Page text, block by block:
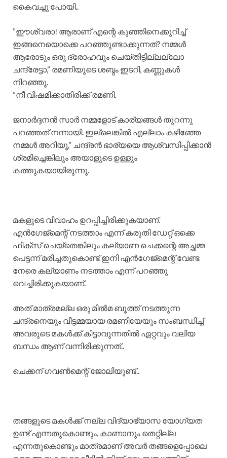
കൈവച്ചു പോയി..
​”ഈശ്വരാ! ആരാണ് എന്റെ കുഞ്ഞിനെക്കുറിച്ച്
ഇങ്ങനെയൊക്കെ പറഞ്ഞുണ്ടാക്കുന്നത്? നമ്മൾ
ആരോടും ഒരു ദ്രോഹവും ചെയ്തിട്ടില്ലല്ലോ
ചന്ദ്രേട്ടാ,” രമണിയുടെ ശബ്ദം ഇടറി, കണ്ണുകൾ
നിറഞ്ഞു.
​”നീ വിഷമിക്കാതിരിക്ക് രമണി.
ജനാർദ്ദനൻ സാർ നമ്മളോട് കാര്യങ്ങൾ തുറന്നു
പറഞ്ഞത് നന്നായി. ഇല്ലെങ്കിൽ എല്ലാം കഴിഞ്ഞേ
നമ്മൾ അറിയൂ,” ചന്ദ്രൻ ഭാര്യയെ ആശ്വസിപ്പിക്കാൻ
ശ്രമിച്ചെങ്കിലും അയാളുടെ ഉള്ളും
കത്തുകയായിരുന്നു.
​മകളുടെ വിവാഹം ഉറപ്പിച്ചിരിക്കുകയാണ്.
എൻഗേജ്മെന്റ് നടത്താം എന്ന് കരുതി ഡേറ്റ് ഒക്കെ
ഫിക്സ് ചെയ്തെങ്കിലും കല്യാണ ചെക്കന്റെ അച്ഛമ്മ
പെട്ടന്ന് മരിച്ചതുകൊണ്ട് ഇനി എൻഗേജ്മെന്റ് വേണ്ട
നേരെ കല്യാണം നടത്താം എന്ന് പറഞ്ഞു
വെച്ചിരിക്കുകയാണ്.
അത് മാത്രമല്ല ഒരു മിൽമ ബൂത്ത് നടത്തുന്ന
ചന്ദ്രനെയും വീട്ടമ്മയായ രമണിയേയും സംബന്ധിച്ച്
അവരുടെ മകൾക്ക് കിട്ടാവുന്നതിൽ ഏറ്റവും വലിയ
ബന്ധം ആണ് വന്നിരിക്കുന്നത്..
ചെക്കന് ഗവൺമെന്റ് ജോലിയുണ്ട്..
തങ്ങളുടെ മകൾക്ക് നല്ല വിദ്യാഭ്യാസ യോഗ്യത
ഉണ്ട് എന്നതുകൊണ്ടും, കാണാനും തെറ്റില്ല
എന്നതുകൊണ്ടും മാത്രമാണ് അവർ തങ്ങളെപ്പോലെ